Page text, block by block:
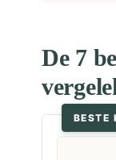
De 7
BESTE